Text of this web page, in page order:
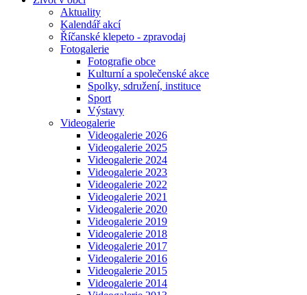
Aktuality
Kalendář akcí
Říčanské klepeto - zpravodaj
Fotogalerie
Fotografie obce
Kulturní a společenské akce
Spolky, sdružení, instituce
Sport
Výstavy
Videogalerie
Videogalerie 2026
Videogalerie 2025
Videogalerie 2024
Videogalerie 2023
Videogalerie 2022
Videogalerie 2021
Videogalerie 2020
Videogalerie 2019
Videogalerie 2018
Videogalerie 2017
Videogalerie 2016
Videogalerie 2015
Videogalerie 2014